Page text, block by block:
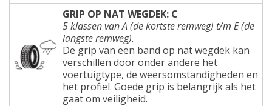
GRIP OP NAT WEGDEK: C
5 klassen van A (de kortste remweg) t/m E (de
langste remweg).
De grip van een band op nat wegdek kan
verschillen door onder andere het
voertuigtype, de weersomstandigheden en
het profiel. Goede grip is belangrijk als het
gaat om veiligheid.